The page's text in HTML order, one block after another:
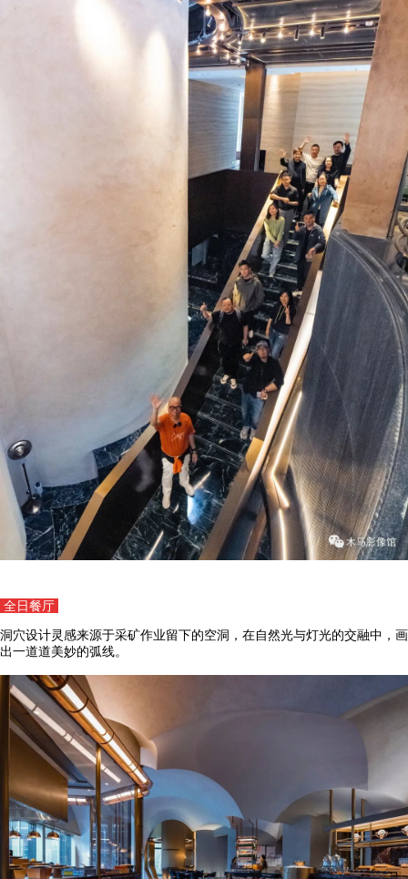
全日餐厅
洞穴设计灵感来源于采矿作业留下的空洞，在自然光与灯光的交融中，画
出一道道美妙的弧线。